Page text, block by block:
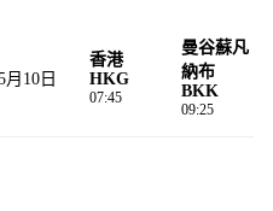
月10日
香港
HKG
07:45
曼谷蘇凡
納布
BKK
09:25